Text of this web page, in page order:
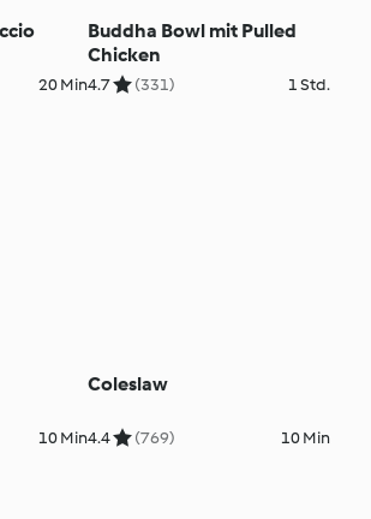
20 Min
Buddha Bowl mit Pulled
Chicken
4.7 (331) 1 Std.
10 Min
Coleslaw
4.4 (769) 10 Min